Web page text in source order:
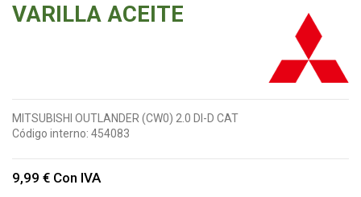
VARILLA ACEITE
MITSUBISHI OUTLANDER (CW0) 2.0 DI-D CAT
Código interno: 454083
9,99 € Con IVA